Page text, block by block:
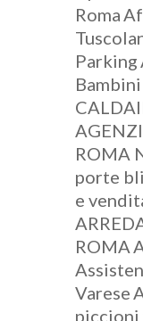
Roma
Parking
ROMA
porte
e
ROMA
Varese
piccioni